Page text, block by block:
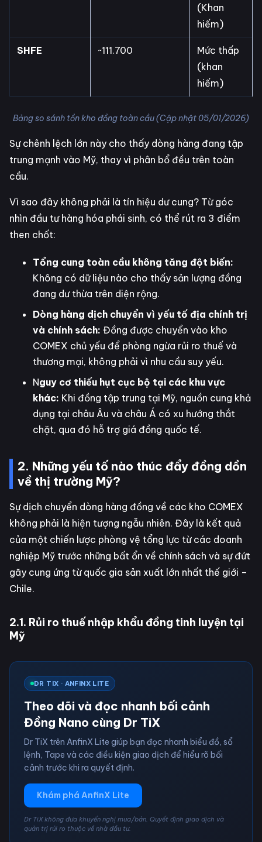
(Khan
hiếm)
SHFE ~111.700
Mức thấp
(khan
hiếm)
Bảng so sánh tồn kho đồng toàn cầu (Cập nhật 05/01/2026)
Sự chênh lệch lớn này cho thấy dòng hàng đang tập
trung mạnh vào Mỹ, thay vì phân bổ đều trên toàn
cầu.
Vì sao đây không phải là tín hiệu dư cung? Từ góc
nhìn đầu tư hàng hóa phái sinh, có thể rút ra 3 điểm
then chốt:
Tổng cung toàn cầu không tăng đột biến:
Không có dữ liệu nào cho thấy sản lượng đồng
đang dư thừa trên diện rộng.
Dòng hàng dịch chuyển vì yếu tố địa chính trị
và chính sách: Đồng được chuyển vào kho
COMEX chủ yếu để phòng ngừa rủi ro thuế và
thương mại, không phải vì nhu cầu suy yếu.
Nguy cơ thiếu hụt cục bộ tại các khu vực
khác: Khi đồng tập trung tại Mỹ, nguồn cung khả
dụng tại châu Âu và châu Á có xu hướng thắt
chặt, qua đó hỗ trợ giá đồng quốc tế.
2. Những yếu tố nào thúc đẩy đồng dồn
về thị trường Mỹ?
Sự dịch chuyển dòng hàng đồng về các kho COMEX
không phải là hiện tượng ngẫu nhiên. Đây là kết quả
của một chiến lược phòng vệ tổng lực từ các doanh
nghiệp Mỹ trước những bất ổn về chính sách và sự đứt
gãy cung ứng từ quốc gia sản xuất lớn nhất thế giới –
Chile.
2.1. Rủi ro thuế nhập khẩu đồng tinh luyện tại
Mỹ
DR TIX · ANFINX LITE
Theo dõi và đọc nhanh bối cảnh
Đồng Nano cùng Dr TiX
Dr TiX trên AnfinX Lite giúp bạn đọc nhanh biểu đồ, sổ
lệnh, Tape và các điều kiện giao dịch để hiểu rõ bối
cảnh trước khi ra quyết định.
Khám phá AnfinX Lite
Dr TiX không đưa khuyến nghị mua/bán. Quyết định giao dịch và
quản trị rủi ro thuộc về nhà đầu tư.